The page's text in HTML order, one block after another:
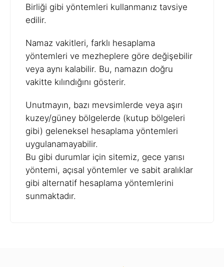
Birliği gibi yöntemleri kullanmanız tavsiye
edilir.
Namaz vakitleri, farklı hesaplama
yöntemleri ve mezheplere göre değişebilir
veya aynı kalabilir. Bu, namazın doğru
vakitte kılındığını gösterir.
Unutmayın, bazı mevsimlerde veya aşırı
kuzey/güney bölgelerde (kutup bölgeleri
gibi) geleneksel hesaplama yöntemleri
uygulanamayabilir.
Bu gibi durumlar için sitemiz, gece yarısı
yöntemi, açısal yöntemler ve sabit aralıklar
gibi alternatif hesaplama yöntemlerini
sunmaktadır.